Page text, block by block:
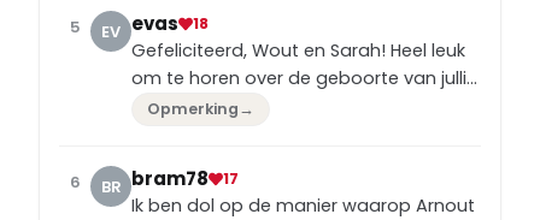
5 EV evas 18
Gefeliciteerd, Wout en Sarah! Heel leuk
om te horen over de geboorte van jullie
tweede zoontje. En echt respect voor
Opmerking→
6 BR bram78 17
Ik ben dol op de manier waarop Arnout